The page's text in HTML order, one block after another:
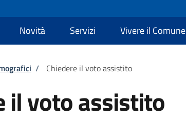
Novità Servizi Vivere il Comune
pane
/ Chiedere il voto assistito
il voto assistito